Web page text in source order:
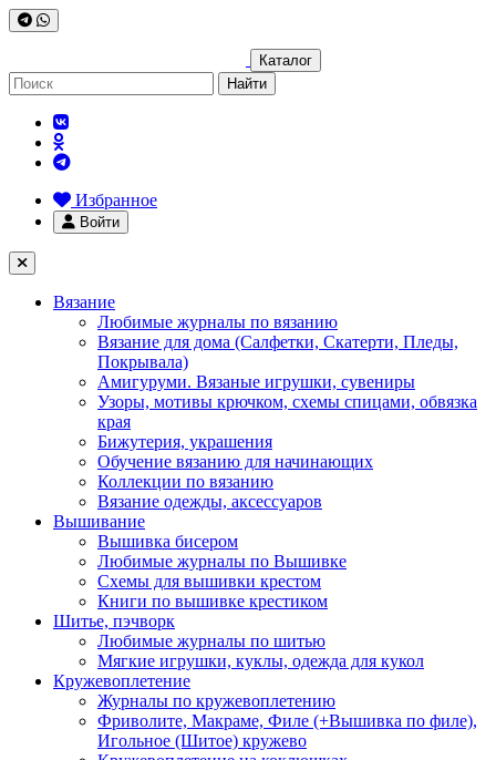
Каталог
Найти
Избранное
Войти
Вязание
Любимые журналы по вязанию
Вязание для дома (Салфетки, Скатерти, Пледы,
Покрывала)
Амигуруми. Вязаные игрушки, сувениры
Узоры, мотивы крючком, схемы спицами, обвязка
края
Бижутерия, украшения
Обучение вязанию для начинающих
Коллекции по вязанию
Вязание одежды, аксессуаров
Вышивание
Вышивка бисером
Любимые журналы по Вышивке
Схемы для вышивки крестом
Книги по вышивке крестиком
Шитье, пэчворк
Любимые журналы по шитью
Мягкие игрушки, куклы, одежда для кукол
Кружевоплетение
Журналы по кружевоплетению
Фриволите, Макраме, Филе (+Вышивка по филе),
Игольное (Шитое) кружево